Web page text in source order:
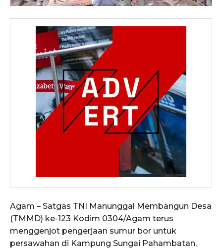
Agam – Satgas TNI Manunggal Membangun Desa
(TMMD) ke-123 Kodim 0304/Agam terus
menggenjot pengerjaan sumur bor untuk
persawahan di Kampung Sungai Pahambatan,